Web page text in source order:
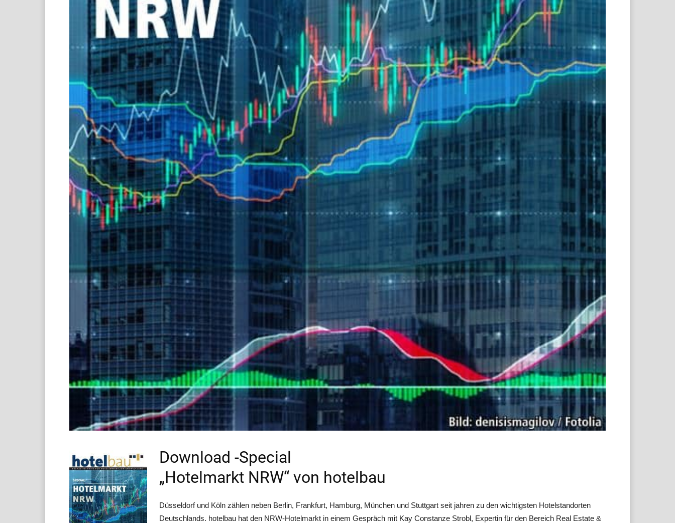
Download -Special
„Hotelmarkt NRW“ von hotelbau
Düsseldorf und Köln zählen neben Berlin, Frankfurt, Hamburg, München und Stuttgart seit jahren zu den wichtigsten Hotelstandorten
Deutschlands. hotelbau hat den NRW-Hotelmarkt in einem Gespräch mit Kay Constanze Strobl, Expertin für den Bereich Real Estate &